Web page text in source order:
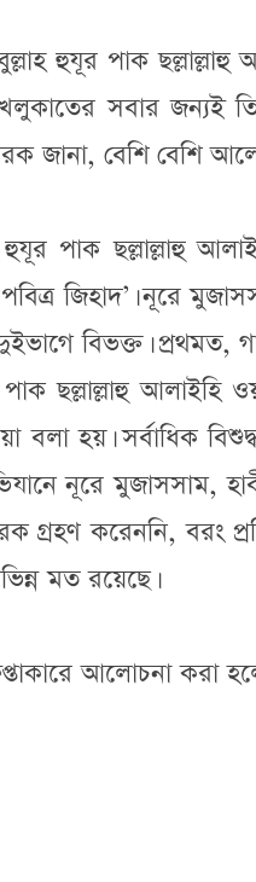
হুযূর পাক
সবার জন্যই
জানা, বেশি বেশি
পাক ছল্লাল্লাহু
জিহাদ’। নূরে
বিভক্ত।
ছল্লাল্লাহু আলাইহি
হয়। সর্বাধিক
নূরে মুজাসসাম,
গ্রহণ করেননি, বরং
মত রয়েছে।
আলোচনা করা